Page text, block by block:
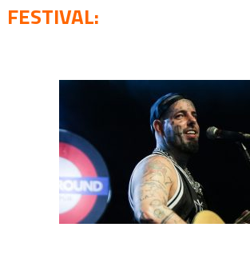
FESTIVAL: